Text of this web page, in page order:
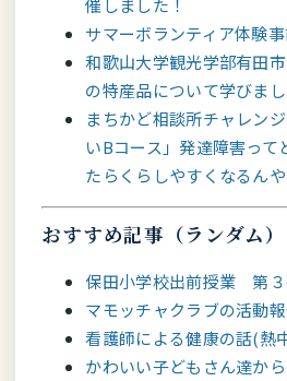
催しました！
サマーボランティア体験
和歌山大学観光学部有田
の特産品について学びまし
まちかど相談所チャレン
いBコース」発達障害っ
たらくらしやすくなるんや
おすすめ記事（ランダム）
保田小学校出前授業 第
マモッチャクラブの活動
看護師による健康の話(熱
かわいい子どもさん達か